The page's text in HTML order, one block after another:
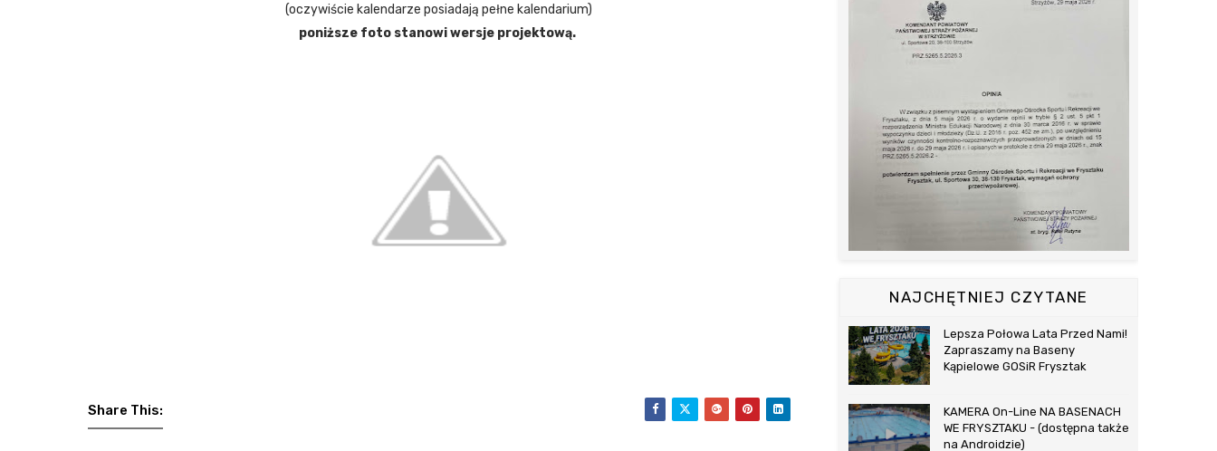
(oczywiście kalendarze posiadają pełne kalendarium)
poniższe foto stanowi wersje projektową.
Share This:
NAJCHĘTNIEJ CZYTANE
Lepsza Połowa Lata Przed Nami!
Zapraszamy na Baseny
Kąpielowe GOSiR Frysztak
KAMERA On-Line NA BASENACH
WE FRYSZTAKU - (dostępna także
na Androidzie)